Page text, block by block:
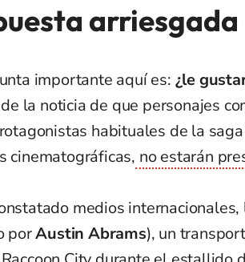
arriesgada
importante aquí es: ¿le
la noticia de que personajes
habituales de la
cinematográficas, no estarán
medios
porAustin Abrams), un